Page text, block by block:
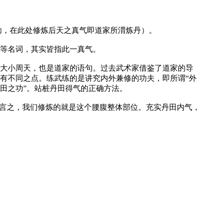
此处修炼后天之真气即道家所渭炼丹）。
词，其实皆指此一真气。
周天，也是道家的语句。过去武术家借鉴了道家的导
不同之点。练武练的是讲究内外兼修的功夫，即所谓“外
之功”。站桩丹田得气的正确方法。
，我们修炼的就是这个腰腹整体部位。充实丹田内气，